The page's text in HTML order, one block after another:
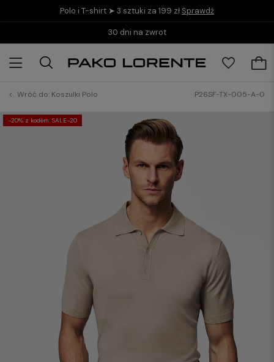
Polo i T-shirt ➤ 3 sztuki za 199 zł Sprawdź
30 dni na zwrot
Wróć do: Koszulki Polo P26SF-TX-005-A-0
-20% z kodem: SALE-20